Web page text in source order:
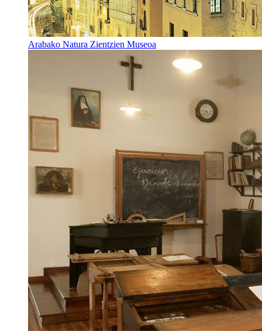
Arabako Natura Zientzien Museoa